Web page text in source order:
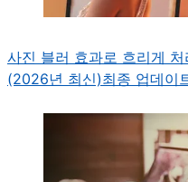
사진 블러 효과로 흐리게
(2026년 최신)최종 업데이